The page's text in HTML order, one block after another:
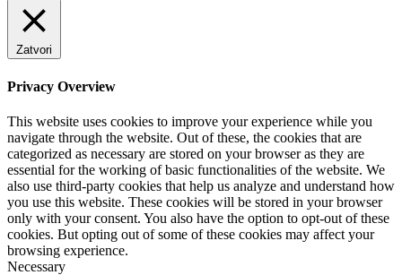
Zatvori
Privacy Overview
This website uses cookies to improve your experience while you
navigate through the website. Out of these, the cookies that are
categorized as necessary are stored on your browser as they are
essential for the working of basic functionalities of the website. We
also use third-party cookies that help us analyze and understand how
you use this website. These cookies will be stored in your browser
only with your consent. You also have the option to opt-out of these
cookies. But opting out of some of these cookies may affect your
browsing experience.
Necessary